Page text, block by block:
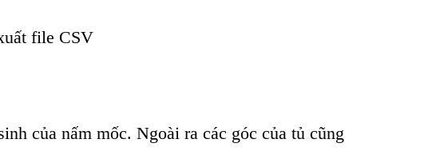
file CSV
của nấm mốc. Ngoài ra các góc của tủ cũng